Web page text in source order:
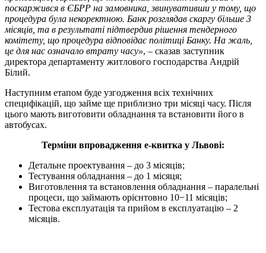
поскаржився в ЄБРР на замовника, звинувативши у тому, що
процедура була некоректною. Банк розглядав скаргу більше 3
місяців, та в результаті підтвердив рішення тендерного
комітету, що процедура відповідає політиці Банку. На жаль,
це для нас означало втрату часу», – сказав заступник
директора департаменту житлового господарства Андрій
Білий.
Наступним етапом буде узгодження всіх технічних
специфікацій, що займе ще приблизно три місяці часу. Після
цього мають виготовити обладнання та встановити його в
автобусах.
Терміни впровадження е-квитка у Львові:
Детальне проектування – до 3 місяців;
Тестування обладнання – до 1 місяця;
Виготовлення та встановлення обладнання – паралельні
процеси, що займають орієнтовно 10−11 місяців;
Тестова експлуатація та прийом в експлуатацію – 2
місяців.